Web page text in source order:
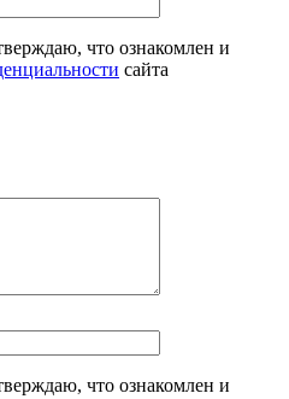
что ознакомлен и
сайта
что ознакомлен и